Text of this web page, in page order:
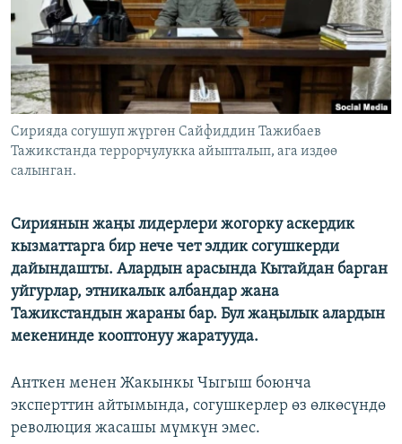
ЭЕ/АРнун бардык сайттары
Сирияда согушуп жүргөн Сайфиддин Тажибаев
Тажикстанда террорчулукка айыпталып, ага издөө
салынган.
Сириянын жаңы лидерлери жогорку аскердик
кызматтарга бир нече чет элдик согушкерди
дайындашты. Алардын арасында Кытайдан барган
уйгурлар, этникалык албандар жана
Тажикстандын жараны бар. Бул жаңылык алардын
мекенинде кооптонуу жаратууда.
Анткен менен Жакынкы Чыгыш боюнча
эксперттин айтымында, согушкерлер өз өлкөсүндө
революция жасашы мүмкүн эмес.